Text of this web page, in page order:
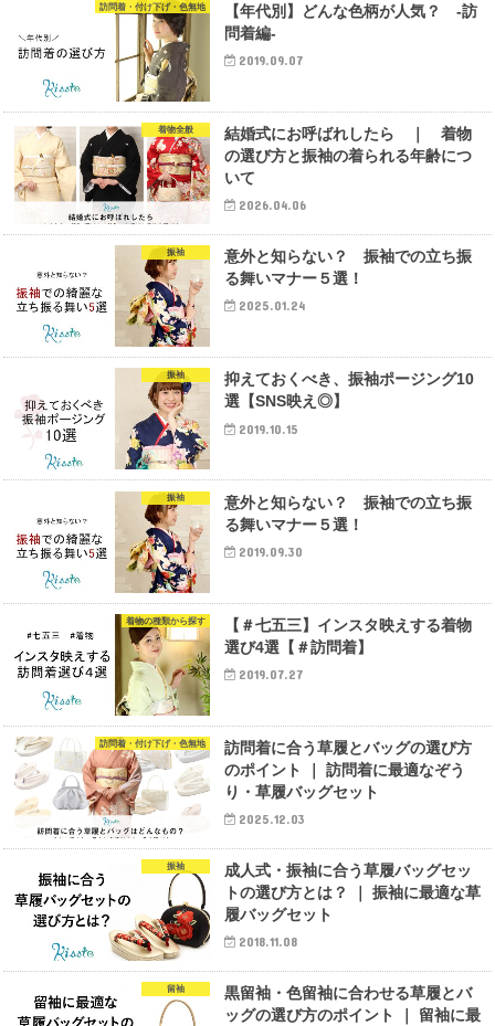
訪問着・付け下げ・色無地
【年代別】どんな色柄が人気？ -訪
問着編-
2019.09.07
着物全般
結婚式にお呼ばれしたら ｜ 着物
の選び方と振袖の着られる年齢につ
いて
2026.04.06
振袖
意外と知らない？ 振袖での立ち振
る舞いマナー５選！
2025.01.24
振袖
抑えておくべき、振袖ポージング10
選【SNS映え◎】
2019.10.15
振袖
意外と知らない？ 振袖での立ち振
る舞いマナー５選！
2019.09.30
着物の種類から探す
【＃七五三】インスタ映えする着物
選び4選【＃訪問着】
2019.07.27
訪問着・付け下げ・色無地
訪問着に合う草履とバッグの選び方
のポイント ｜ 訪問着に最適なぞう
り・草履バッグセット
2025.12.03
振袖
成人式・振袖に合う草履バッグセッ
トの選び方とは？ ｜ 振袖に最適な草
履バッグセット
2018.11.08
留袖
黒留袖・色留袖に合わせる草履とバ
ッグの選び方のポイント ｜ 留袖に最